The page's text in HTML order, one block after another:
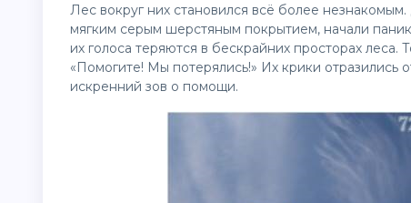
Лес вокруг них становился всё более
мягким серым шерстяным покрытием, начали
их голоса теряются в бескрайних просторах леса.
«Помогите! Мы потерялись!» Их крики отразились
искренний зов о помощи.